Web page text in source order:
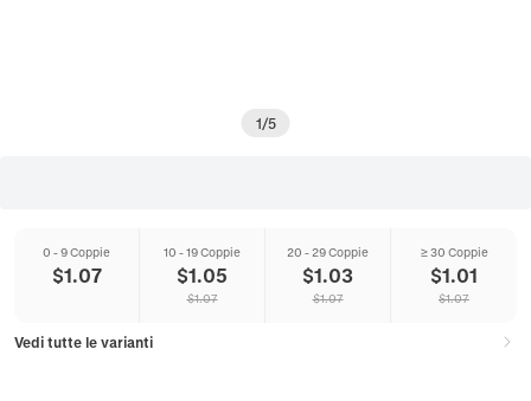
1/5
0 - 9 Coppie
$1.07
10 - 19 Coppie
$1.05
$1.07
20 - 29 Coppie
$1.03
$1.07
≥ 30 Coppie
$1.01
$1.07
Vedi tutte le varianti